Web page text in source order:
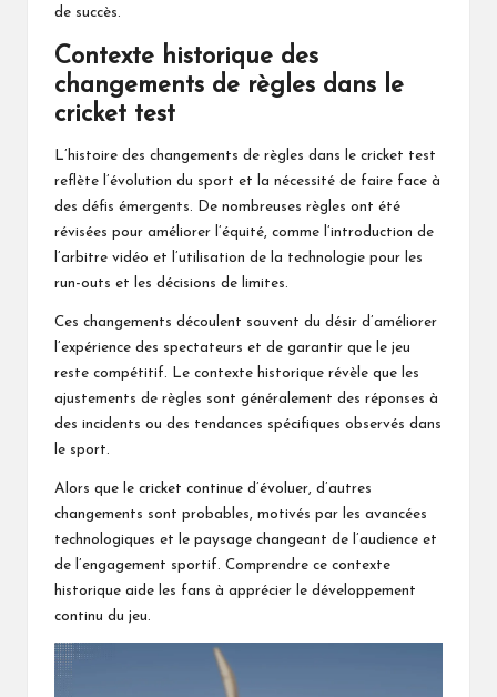
de succès.
Contexte historique des
changements de règles dans le
cricket test
L’histoire des changements de règles dans le cricket test
reflète l’évolution du sport et la nécessité de faire face à
des défis émergents. De nombreuses règles ont été
révisées pour améliorer l’équité, comme l’introduction de
l’arbitre vidéo et l’utilisation de la technologie pour les
run-outs et les décisions de limites.
Ces changements découlent souvent du désir d’améliorer
l’expérience des spectateurs et de garantir que le jeu
reste compétitif. Le contexte historique révèle que les
ajustements de règles sont généralement des réponses à
des incidents ou des tendances spécifiques observés dans
le sport.
Alors que le cricket continue d’évoluer, d’autres
changements sont probables, motivés par les avancées
technologiques et le paysage changeant de l’audience et
de l’engagement sportif. Comprendre ce contexte
historique aide les fans à apprécier le développement
continu du jeu.